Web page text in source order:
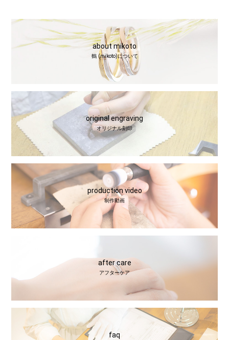
about mikoto
鶴 (mikoto)について
original engraving
オリジナル刻印
production video
制作動画
after care
アフターケア
faq